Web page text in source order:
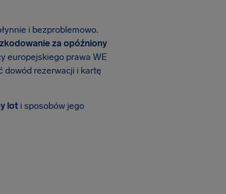
i bezproblemowo.
za opóźniony
europejskiego prawa WE
dowód rezerwacji i kartę
lot i sposobów jego